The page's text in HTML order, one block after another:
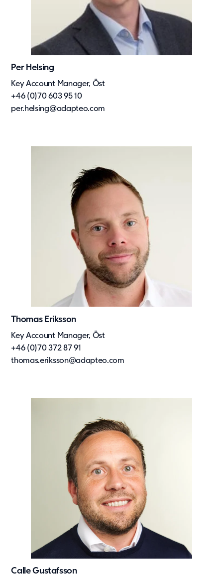
Per Helsing
Key Account Manager, Öst
+46 (0)70 603 95 10
per.helsing@adapteo.com
Thomas Eriksson
Key Account Manager, Öst
+46 (0)70 372 87 91
thomas.eriksson@adapteo.com
Calle Gustafsson